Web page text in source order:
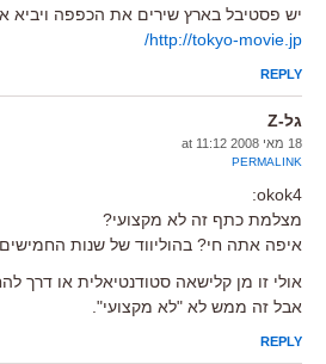
יש פסטיבל בארץ שירים את הכפפה ויביא
http://tokyo-movie.jp/
REPLY
גל-Z
18 מאי 2008 at 11:12
PERMALINK
okok4:
מצלמת כתף זה לא מקצועי?
איפה אתה חי? בהוליווד של שנות
אולי זו מן קלישאה סטודנטיאלית או דרך
אבל זה ממש לא "לא מקצועי".
REPLY